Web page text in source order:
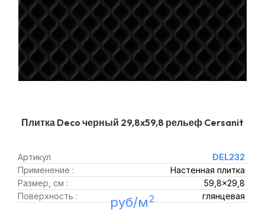
Плитка Deco черный 29,8x59,8 рельеф Cersanit
Артикул
DEL232
Применение :
Настенная плитка
Размер, см :
59,8x29,8
Поверхность :
глянцевая
руб/м2